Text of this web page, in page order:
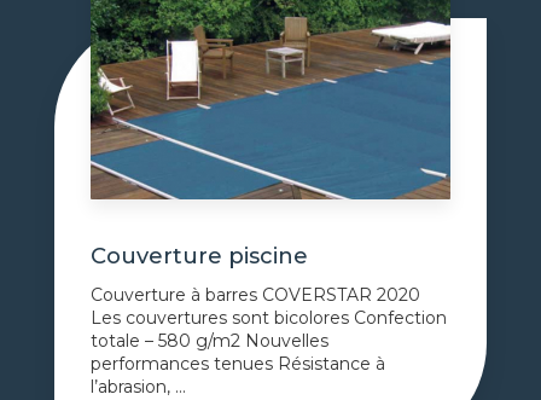
Couverture piscine
Couverture à barres COVERSTAR 2020
Les couvertures sont bicolores Confection
totale – 580 g/m2 Nouvelles
performances tenues Résistance à
l’abrasion, ...